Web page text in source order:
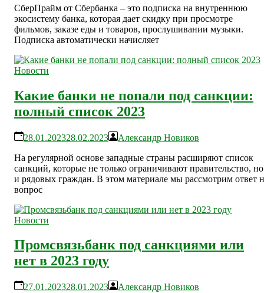
СберПрайм от Сбербанка – это подписка на внутреннюю
экосистему банка, которая дает скидку при просмотре
фильмов, заказе еды и товаров, прослушивании музыки.
Подписка автоматически начисляет
Новости
Какие банки не попали под санкции:
полный список 2023
28.01.202328.02.2023
Александр Новиков
На регулярной основе западные страны расширяют список
санкций, которые не только ограничивают правительство, но
и рядовых граждан. В этом материале мы рассмотрим ответ
вопрос
Новости
Промсвязьбанк под санкциями или
нет в 2023 году
27.01.202328.01.2023
Александр Новиков